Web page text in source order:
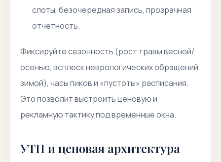
слоты, безочередная запись, прозрачная
отчетность.
Фиксируйте сезонность (рост травм весной/
осенью, всплеск неврологических обращений
зимой), часы пиков и «пустоты» расписания.
Это позволит выстроить ценовую и
рекламную тактику под временные окна.
УТП и ценовая архитектура